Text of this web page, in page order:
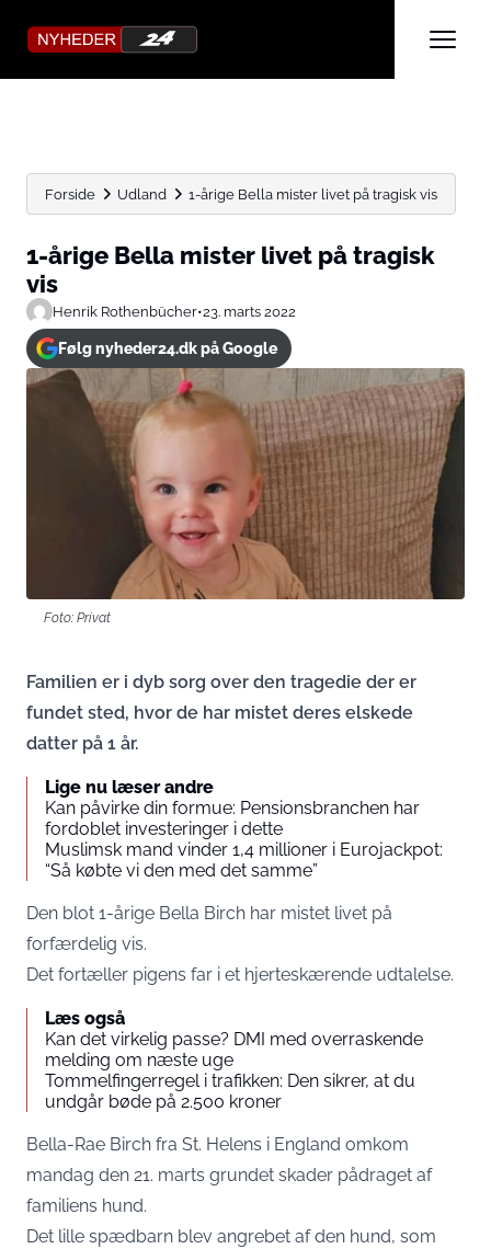
Forside Udland 1-årige Bella mister livet på tragisk vis
1-årige Bella mister livet på tragisk
vis
Henrik Rothenbücher•23. marts 2022
Følg nyheder24.dk på Google
Foto: Privat
Familien er i dyb sorg over den tragedie der er
fundet sted, hvor de har mistet deres elskede
datter på 1 år.
Lige nu læser andre
Kan påvirke din formue: Pensionsbranchen har
fordoblet investeringer i dette
Muslimsk mand vinder 1,4 millioner i Eurojackpot:
“Så købte vi den med det samme”
Den blot 1-årige Bella Birch har mistet livet på
forfærdelig vis.
Det fortæller pigens far i et hjerteskærende udtalelse.
Læs også
Kan det virkelig passe? DMI med overraskende
melding om næste uge
Tommelfingerregel i trafikken: Den sikrer, at du
undgår bøde på 2.500 kroner
Bella-Rae Birch fra St. Helens i England omkom
mandag den 21. marts grundet skader pådraget af
familiens hund.
Det lille spædbarn blev angrebet af den hund, som